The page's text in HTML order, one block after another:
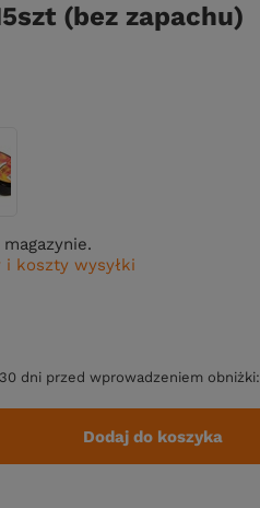
(bez zapachu)
i koszty wysyłki
dni przed wprowadzeniem obniżki:
Dodaj do koszyka